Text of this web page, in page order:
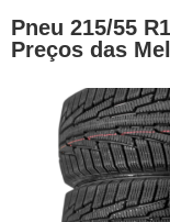
Pneu 215/55
Preços das